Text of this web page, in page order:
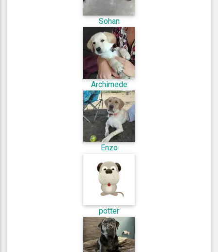
Sohan
Archimede
Enzo
potter